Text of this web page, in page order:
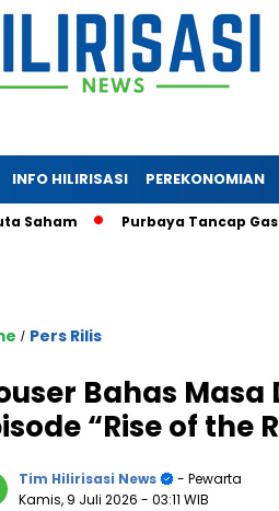
INFO HILIRISASI PEREKONOMIAN
Purbaya Tancap Gas! LPS
/ Pers Rilis
Bahas
“Rise of the
Tim Hilirisasi News
- Pewarta
Kamis, 9 Juli 2026 - 03:11 WIB